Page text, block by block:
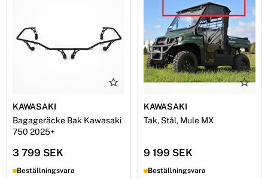
KAWASAKI
Bagageräcke Bak Kawasaki
750 2025+
3 799 SEK
Beställningsvara
KAWASAKI
Tak, Stål, Mule MX
9 199 SEK
Beställningsvara